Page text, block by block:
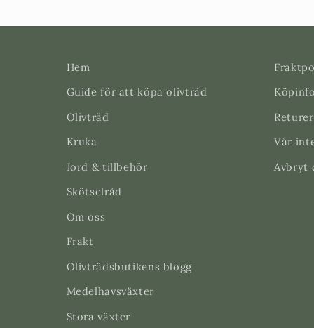
Hem
Guide för att köpa olivträd
Olivträd
Kruka
Jord & tillbehör
Skötselråd
Om oss
Frakt
Olivträdsbutikens blogg
Medelhavsväxter
Stora växter
Köpinfo
Returer
Vår
Avbryt